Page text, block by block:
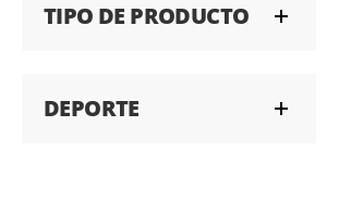
TIPO DE PRODUCTO
DEPORTE